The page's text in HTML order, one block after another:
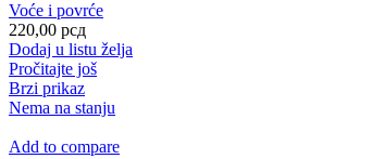
Voće i povrće
220,00 рсд
Dodaj u listu želja
Pročitajte još
Brzi prikaz
Nema na stanju
Add to compare